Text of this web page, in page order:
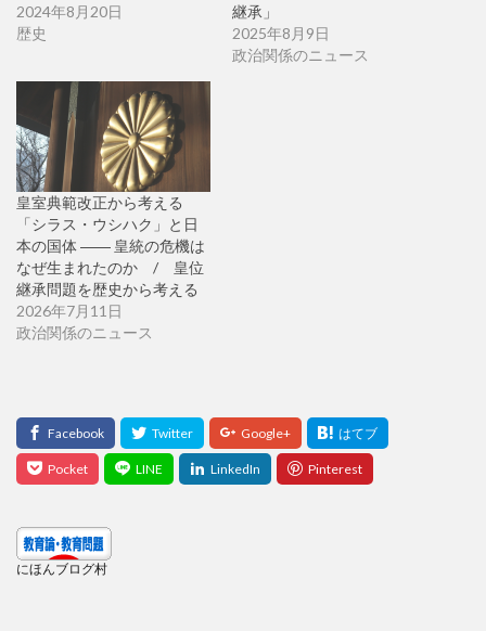
2024年8月20日
歴史
継承」
2025年8月9日
政治関係のニュース
皇室典範改正から考える
「シラス・ウシハク」と日
本の国体 ―― 皇統の危機は
なぜ生まれたのか / 皇位
継承問題を歴史から考える
2026年7月11日
政治関係のニュース
にほんブログ村